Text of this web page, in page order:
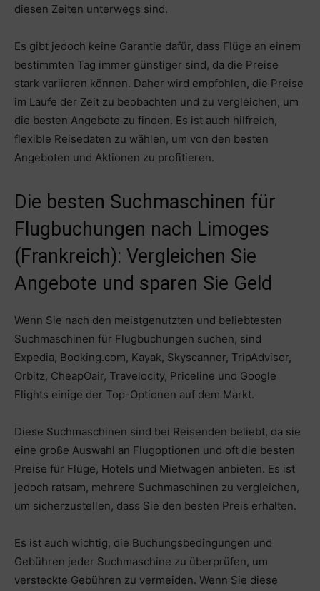
diesen Zeiten unterwegs sind.
Es gibt jedoch keine Garantie dafür, dass Flüge an einem
bestimmten Tag immer günstiger sind, da die Preise
stark variieren können. Daher wird empfohlen, die Preise
im Laufe der Zeit zu beobachten und zu vergleichen, um
die besten Angebote zu finden. Es ist auch hilfreich,
flexible Reisedaten zu wählen, um von den besten
Angeboten und Aktionen zu profitieren.
Die besten Suchmaschinen für
Flugbuchungen nach Limoges
(Frankreich): Vergleichen Sie
Angebote und sparen Sie Geld
Wenn Sie nach den meistgenutzten und beliebtesten
Suchmaschinen für Flugbuchungen suchen, sind
Expedia, Booking.com, Kayak, Skyscanner, TripAdvisor,
Orbitz, CheapOair, Travelocity, Priceline und Google
Flights einige der Top-Optionen auf dem Markt.
Diese Suchmaschinen sind bei Reisenden beliebt, da sie
eine große Auswahl an Flugoptionen und oft die besten
Preise für Flüge, Hotels und Mietwagen anbieten. Es ist
jedoch ratsam, mehrere Suchmaschinen zu vergleichen,
um sicherzustellen, dass Sie den besten Preis erhalten.
Es ist auch wichtig, die Buchungsbedingungen und
Gebühren jeder Suchmaschine zu überprüfen, um
versteckte Gebühren zu vermeiden. Wenn Sie diese